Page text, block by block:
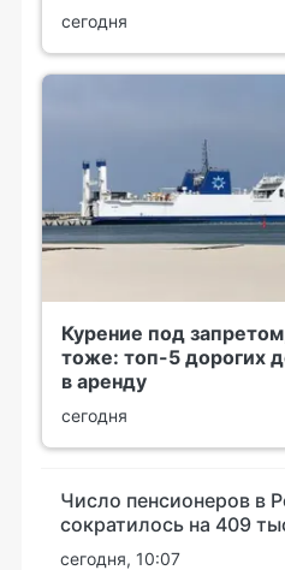
сегодня
Курение под
тоже: топ-5 дорогих
в аренду
сегодня
Число пенсионеров в
сократилось на 409
сегодня, 10:07